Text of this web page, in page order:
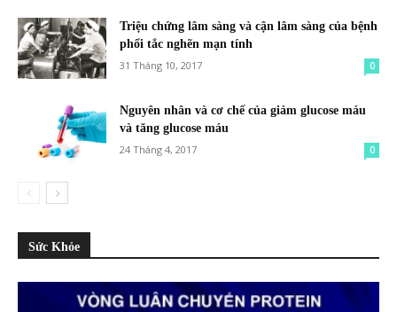
Triệu chứng lâm sàng và cận lâm sàng của bệnh
phổi tắc nghẽn mạn tính
31 Tháng 10, 2017
0
Nguyên nhân và cơ chế của giảm glucose máu
và tăng glucose máu
24 Tháng 4, 2017
0
Sức Khỏe